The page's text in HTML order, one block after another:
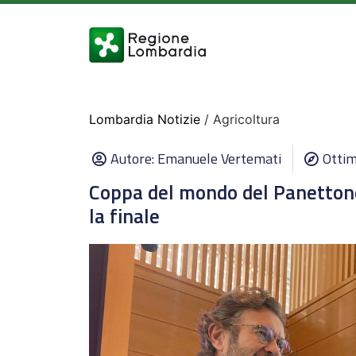
Lombardia Notizie / Agricoltura
Autore:Emanuele Vertemati
Coppa del mondo del
la finale